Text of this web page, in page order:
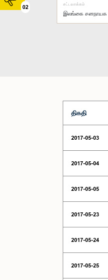
02 சட்டவாக்கம்
திகதி
2017-05-03
2017-05-04
2017-05-05
2017-05-23
2017-05-24
2017-05-25